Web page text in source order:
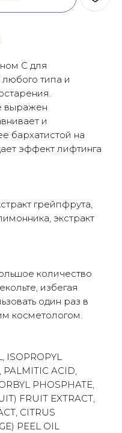
С для
типа и
выражен
и
бархатистой на
эффект лифтинга
грейпфрута,
экстракт
количество
избегая
один раз в
косметологом.
ISOPROPYL
PALMITIC ACID,
PHOSPHATE,
FRUIT EXTRACT,
CITRUS
PEEL OIL